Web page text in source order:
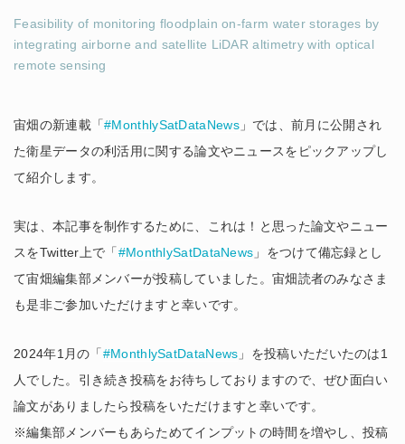
宙畑の新連載「#MonthlySatDataNews」では、前月に公開され
た衛星データの利活用に関する論文やニュースをピックアップし
て紹介します。
実は、本記事を制作するために、これは！と思った論文やニュー
スをTwitter上で「#MonthlySatDataNews 」をつけて備忘録とし
て宙畑編集部メンバーが投稿していました。宙畑読者のみなさま
も是非ご参加いただけますと幸いです。
2024年1月の「#MonthlySatDataNews 」を投稿いただいたのは1
人でした。引き続き投稿をお待ちしておりますので、ぜひ面白い
論文がありましたら投稿をいただけますと幸いです。
※編集部メンバーもあらためてインプットの時間を増やし、投稿
Feasibility of monitoring floodplain on-farm water storages by
integrating airborne and satellite LiDAR altimetry with optical
remote sensing